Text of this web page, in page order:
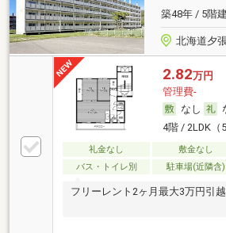
築48年 / 5階建
北海道夕
2.82万円
管理費-
なし
4階 / 2LDK（
礼金なし 敷金なし
バス・トイレ別
駐車場(近隣含)
フリーレント2ヶ月最大3万円引